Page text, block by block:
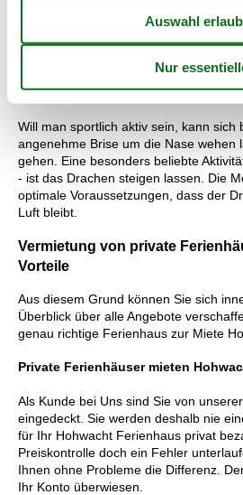
Ostsee begeben. Ausstellungen
die Entstehung der Ostsee, Bernstein
finden ist auch eine große
Will man sportlich aktiv sein, kann sich
angenehme Brise um die Nase wehen
gehen. Eine besonders beliebte
- ist das Drachen steigen lassen. Die
optimale Voraussetzungen, dass der
Luft bleibt.
Vermietung von private
Vorteile
Aus diesem Grund können Sie sich
Überblick über alle Angebote
genau richtige Ferienhaus zur Miete
Private Ferienhäuser mieten
Als Kunde bei Uns sind Sie von
eingedeckt. Sie werden deshalb nie
für Ihr Hohwacht Ferienhaus privat
Preiskontrolle doch ein Fehler
Ihnen ohne Probleme die Differenz.
Ihr Konto überwiesen.